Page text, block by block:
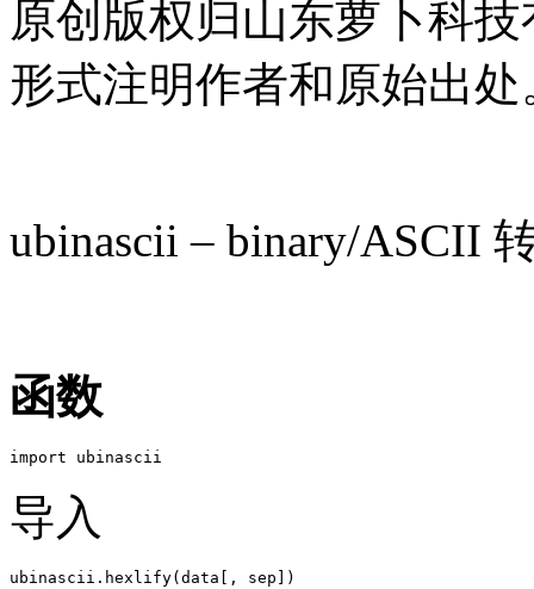
原创版权归山东萝卜科
形式注明作者和原始出处
ubinascii – binary/ASCII
函数
import ubinascii
导入
ubinascii.hexlify(data[, sep])